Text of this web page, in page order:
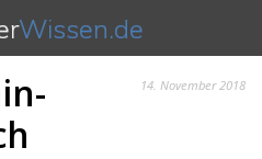
Wissen.de
14. November 2018